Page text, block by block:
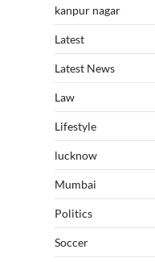
kanpur nagar
Latest
Latest News
Law
Lifestyle
lucknow
Mumbai
Politics
Soccer